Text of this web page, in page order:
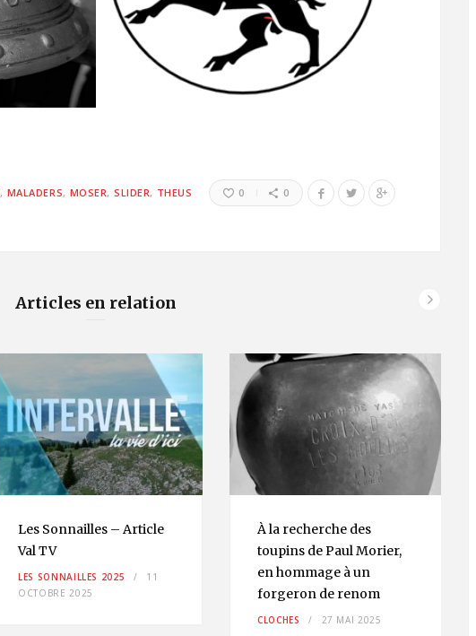
MALADERS MOSER SLIDER THEUS 0 0
Articles en relation
Les Sonnailles – Article
Val TV
LES SONNAILLES 2025
11
OCTOBRE 2025
À la recherche des
toupins de Paul Morier,
en hommage à un
forgeron de renom
CLOCHES 27 MAI 2025